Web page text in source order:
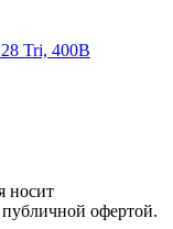
Tri, 400В
носит
публичной офертой.